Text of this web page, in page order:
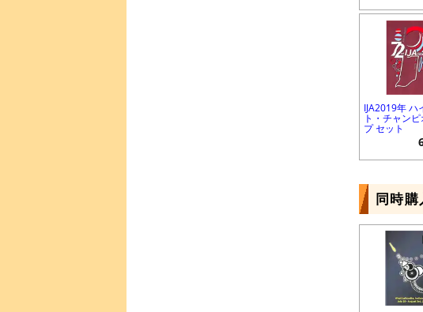
IJA2019年 ハ
ト・チャン
プ セット
同時購